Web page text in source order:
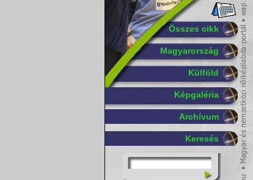
Összes cikk
Magyarország
Külföld
Képgaléria
Archívum
Keresés